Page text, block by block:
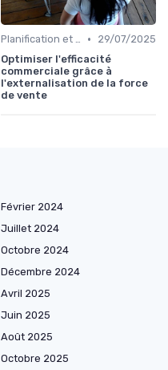
Planification et stratégie de vente •
29/07/2025
Optimiser l'efficacité
commerciale grâce à
l'externalisation de la force
de vente
Février 2024
Juillet 2024
Octobre 2024
Décembre 2024
Avril 2025
Juin 2025
Août 2025
Octobre 2025